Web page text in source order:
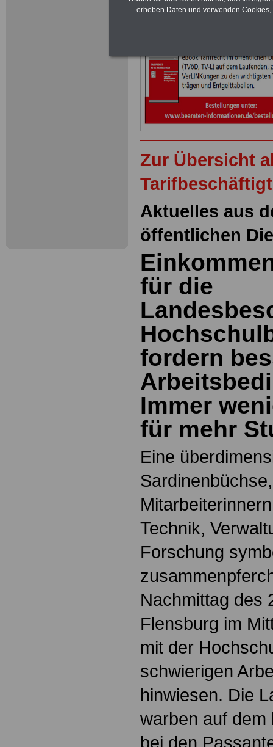
Zur Übersicht
Aktuelles aus
öffentlichen
für die
fordern
Immer
für mehr
Eine
Technik,
Forschung
Nachmittag des
Flensburg im
mit der
schwierigen
hinwiesen. Die
warben auf dem
bei den
erheben Daten und verwenden